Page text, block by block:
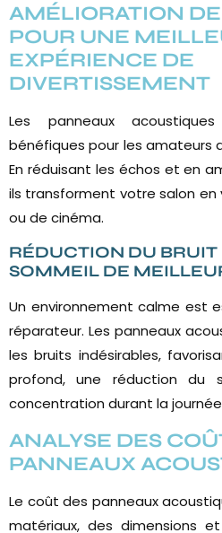
AMÉLIORATION DE
POUR UNE
EXPÉRIENCE DE
DIVERTISSEMENT
Les panneaux
bénéfiques pour les amateurs
En réduisant les échos et en
ils transforment votre salon
ou de cinéma.
RÉDUCTION DU BRUIT
SOMMEIL DE
Un environnement calme est
réparateur. Les panneaux
les bruits indésirables,
profond, une réduction du
concentration durant la
ANALYSE DES
PANNEAUX
Le coût des panneaux
matériaux, des dimensions